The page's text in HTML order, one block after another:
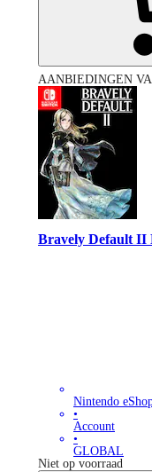
AANBIEDINGEN
Bravely Default II
Nintendo
•
Account
•
GLOBAL
Niet op voorraad